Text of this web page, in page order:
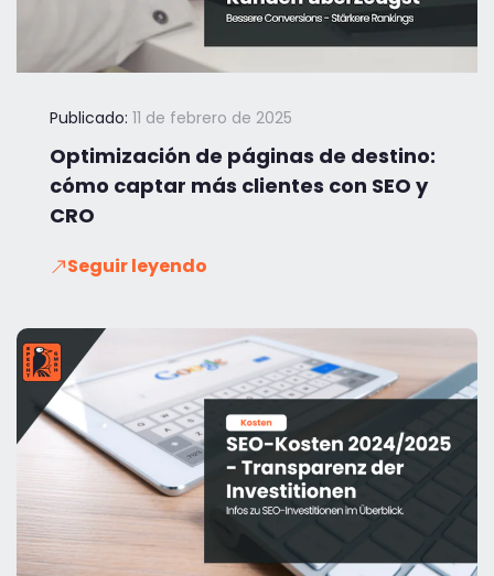
Publicado: 11 de febrero de 2025
Optimización de páginas de destino:
cómo captar más clientes con SEO y
CRO
Seguir leyendo